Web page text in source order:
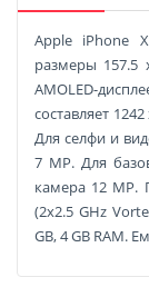
Apple iPhone
размеры
AMOLED-
составляет
Для селфи и
7 MP. Для
камера 12 MP.
(2x2.5 GHz
GB, 4 GB RAM.